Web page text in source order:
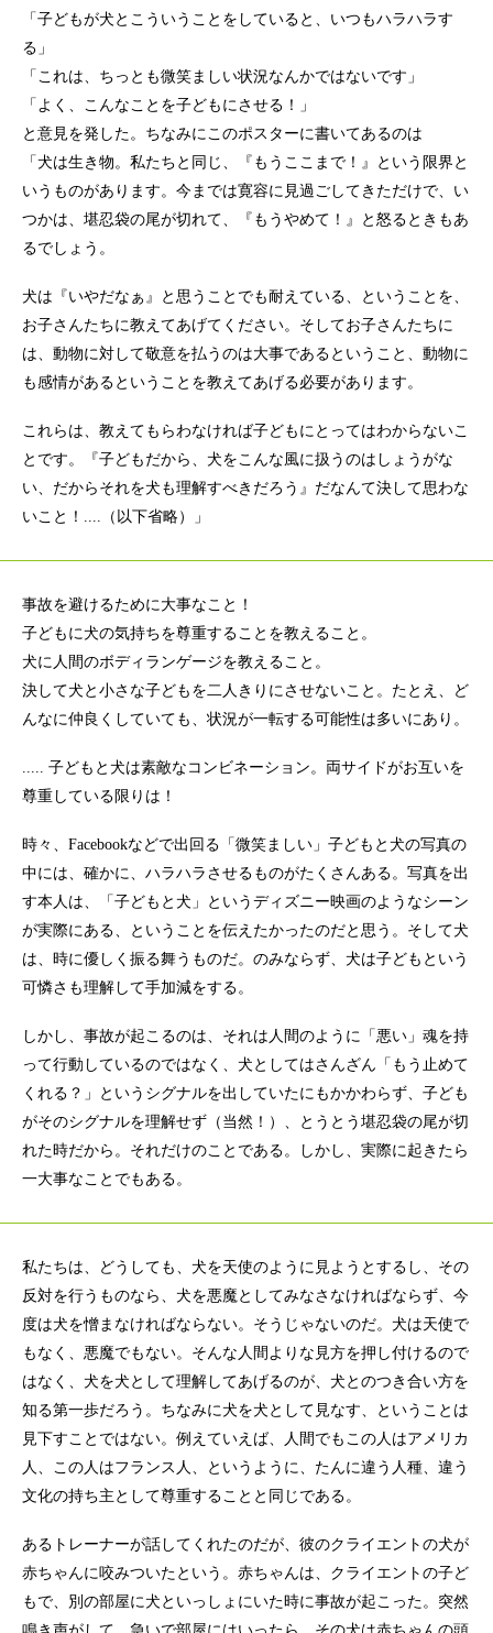
「子どもが犬とこういうことをしていると、いつもハラハラす
る」
「これは、ちっとも微笑ましい状況なんかではないです」
「よく、こんなことを子どもにさせる！」
と意見を発した。ちなみにこのポスターに書いてあるのは
「犬は生き物。私たちと同じ、『もうここまで！』という限界と
いうものがあります。今までは寛容に見過ごしてきただけで、い
つかは、堪忍袋の尾が切れて、『もうやめて！』と怒るときもあ
るでしょう。
犬は『いやだなぁ』と思うことでも耐えている、ということを、
お子さんたちに教えてあげてください。そしてお子さんたちに
は、動物に対して敬意を払うのは大事であるということ、動物に
も感情があるということを教えてあげる必要があります。
これらは、教えてもらわなければ子どもにとってはわからないこ
とです。『子どもだから、犬をこんな風に扱うのはしょうがな
い、だからそれを犬も理解すべきだろう』だなんて決して思わな
いこと！....（以下省略）」
事故を避けるために大事なこと！
子どもに犬の気持ちを尊重することを教えること。
犬に人間のボディランゲージを教えること。
決して犬と小さな子どもを二人きりにさせないこと。たとえ、ど
んなに仲良くしていても、状況が一転する可能性は多いにあり。
..... 子どもと犬は素敵なコンビネーション。両サイドがお互いを
尊重している限りは！
時々、Facebookなどで出回る「微笑ましい」子どもと犬の写真の
中には、確かに、ハラハラさせるものがたくさんある。写真を出
す本人は、「子どもと犬」というディズニー映画のようなシーン
が実際にある、ということを伝えたかったのだと思う。そして犬
は、時に優しく振る舞うものだ。のみならず、犬は子どもという
可憐さも理解して手加減をする。
しかし、事故が起こるのは、それは人間のように「悪い」魂を持
って行動しているのではなく、犬としてはさんざん「もう止めて
くれる？」というシグナルを出していたにもかかわらず、子ども
がそのシグナルを理解せず（当然！）、とうとう堪忍袋の尾が切
れた時だから。それだけのことである。しかし、実際に起きたら
一大事なことでもある。
私たちは、どうしても、犬を天使のように見ようとするし、その
反対を行うものなら、犬を悪魔としてみなさなければならず、今
度は犬を憎まなければならない。そうじゃないのだ。犬は天使で
もなく、悪魔でもない。そんな人間よりな見方を押し付けるので
はなく、犬を犬として理解してあげるのが、犬とのつき合い方を
知る第一歩だろう。ちなみに犬を犬として見なす、ということは
見下すことではない。例えていえば、人間でもこの人はアメリカ
人、この人はフランス人、というように、たんに違う人種、違う
文化の持ち主として尊重することと同じである。
あるトレーナーが話してくれたのだが、彼のクライエントの犬が
赤ちゃんに咬みついたという。赤ちゃんは、クライエントの子ど
もで、別の部屋に犬といっしょにいた時に事故が起こった。突然